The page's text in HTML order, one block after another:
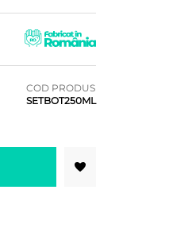
COD PRODUS
SETBOT250ML